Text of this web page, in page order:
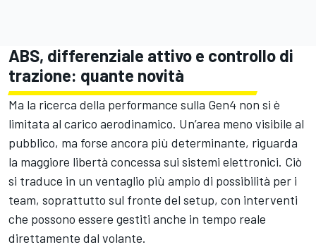
ABS, differenziale attivo e controllo di
trazione: quante novità
Ma la ricerca della performance sulla Gen4 non si è
limitata al carico aerodinamico. Un’area meno visibile al
pubblico, ma forse ancora più determinante, riguarda
la maggiore libertà concessa sui sistemi elettronici. Ciò
si traduce in un ventaglio più ampio di possibilità per i
team, soprattutto sul fronte del setup, con interventi
che possono essere gestiti anche in tempo reale
direttamente dal volante.